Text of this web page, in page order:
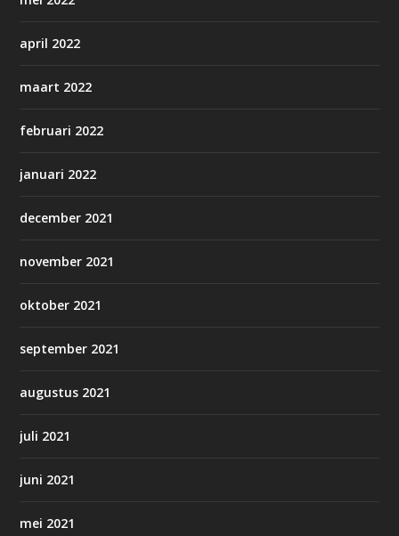
april 2022
maart 2022
februari 2022
januari 2022
december 2021
november 2021
oktober 2021
september 2021
augustus 2021
juli 2021
juni 2021
mei 2021